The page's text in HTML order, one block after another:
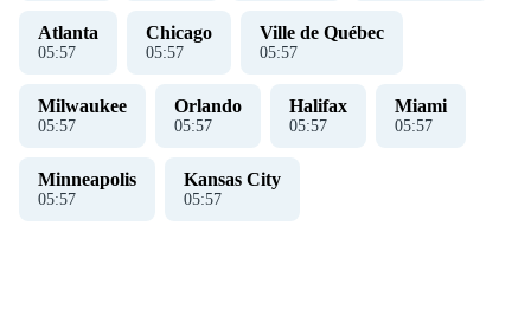
Atlanta
05:58
Chicago
05:58
Ville de Québec
05:58
Milwaukee
05:58
Orlando
05:58
Halifax
05:58
Miami
05:58
Minneapolis
05:58
Kansas City
05:58